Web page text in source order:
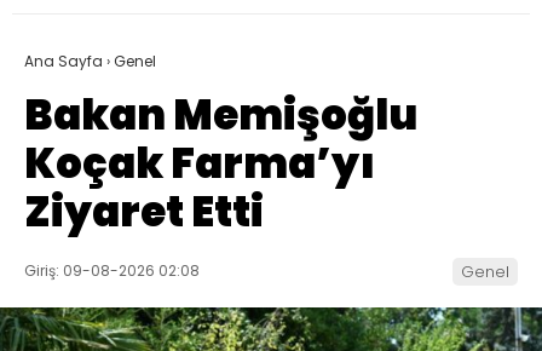
Ana Sayfa ›Genel
Bakan Memişoğlu
Koçak Farma’yı
Ziyaret Etti
Giriş: 09-08-2026 02:08 Genel